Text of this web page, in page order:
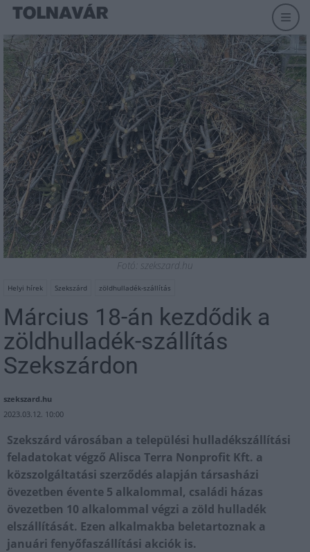
Fotó: szekszard.hu
Helyi hírek Szekszárd zöldhulladék-szállítás
Március 18-án kezdődik a
zöldhulladék-szállítás
Szekszárdon
szekszard.hu
2023.03.12. 10:00
Szekszárd városában a települési hulladékszállítási
feladatokat végző Alisca Terra Nonprofit Kft. a
közszolgáltatási szerződés alapján társasházi
övezetben évente 5 alkalommal, családi házas
övezetben 10 alkalommal végzi a zöld hulladék
elszállítását. Ezen alkalmakba beletartoznak a
januári fenyőfaszállítási akciók is.